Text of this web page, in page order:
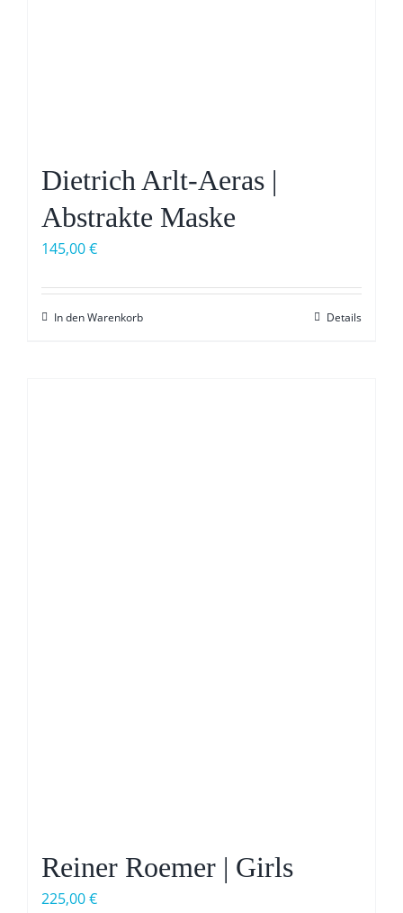
Dietrich Arlt-Aeras |
Abstrakte Maske
145,00€
In den Warenkorb Details
Reiner Roemer | Girls
225,00€